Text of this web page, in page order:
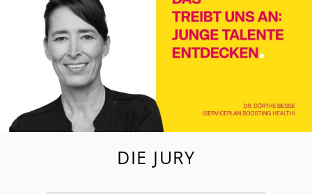
DIE JURY